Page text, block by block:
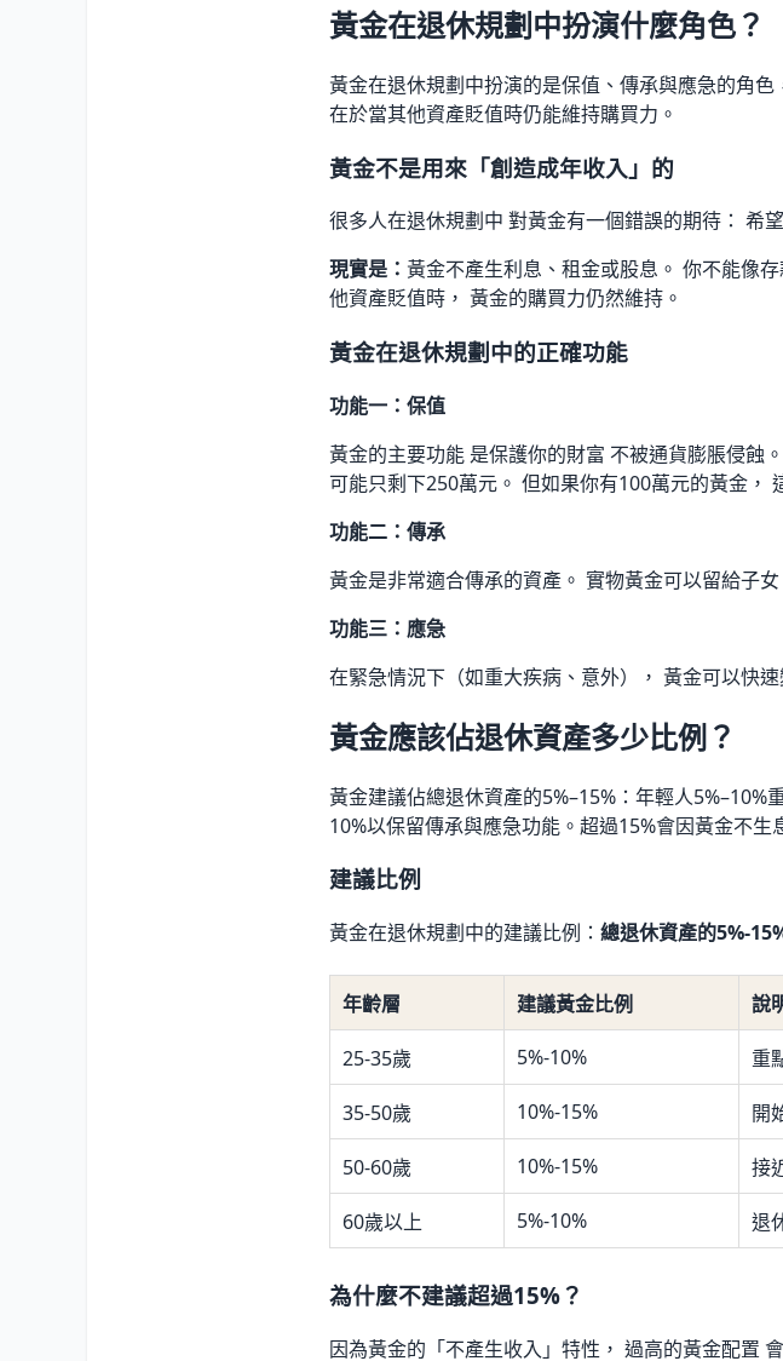
黃金在退休規劃中扮演什麼角色？
黃金在退休規劃中扮演的是保值、傳承與應急的角
在於當其他資產貶值時仍能維持購買力。
黃金不是用來「創造成年收入」的
很多人在退休規劃中 對黃金有一個錯誤的期待： 希
現實是： 黃金不產生利息、租金或股息。 你不能像
他資產貶值時， 黃金的購買力仍然維持。
黃金在退休規劃中的正確功能
功能一：保值
黃金的主要功能 是保護你的財富 不被通貨膨脹侵蝕
可能只剩下250萬元。 但如果你有100萬元的黃金，
功能二：傳承
黃金是非常適合傳承的資產。 實物黃金可以留給子
功能三：應急
在緊急情況下（如重大疾病、意外）， 黃金可以快
黃金應該佔退休資產多少比例？
黃金建議佔總退休資產的5%–15%：年輕人
10%以保留傳承與應急功能。超過15%會因黃金不生
建議比例
黃金在退休規劃中的建議比例： 總退休資產的5%-
年齡層 建議黃金比例 說
25-35歲 5%-10% 重
35-50歲 10%-15% 開
50-60歲 10%-15% 接
60歲以上 5%-10% 退
為什麼不建議超過15%？
因為黃金的「不產生收入」特性， 過高的黃金配置